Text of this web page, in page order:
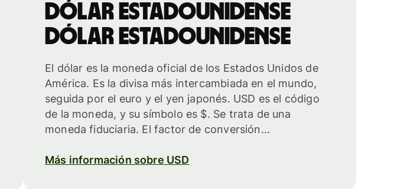
dólar estadounidense
dólar estadounidense
El dólar es la moneda oficial de los Estados Unidos de
América. Es la divisa más intercambiada en el mundo,
seguida por el euro y el yen japonés. USD es el código
de la moneda, y su símbolo es $. Se trata de una
moneda fiduciaria. El factor de conversión...
Más información sobre USD